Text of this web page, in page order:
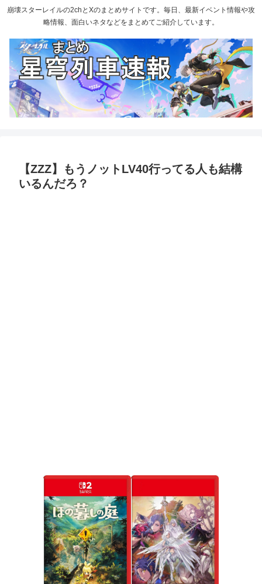
崩壊スターレイルの2chとXのまとめサイトです。毎日、最新イベント情報や攻
略情報、面白いネタなどをまとめてご紹介しています。
【ZZZ】もうノットLV40行ってる人も結構
いるんだろ？